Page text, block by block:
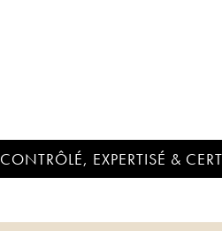
CONTRÔLÉ, EXPERTISÉ &